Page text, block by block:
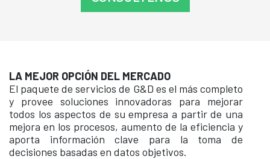
LA MEJOR OPCIÓN DEL MERCADO
El paquete de servicios de G&D es el más completo
y provee soluciones innovadoras para mejorar
todos los aspectos de su empresa a partir de una
mejora en los procesos, aumento de la eficiencia y
aporta información clave para la toma de
decisiones basadas en datos objetivos.